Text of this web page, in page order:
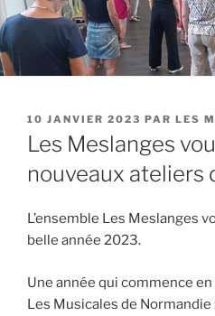
PUBLIÉ
LE
10 JANVIER 2023 PAR LES
Les Meslanges
nouveaux ateliers
L’ensemble Les Meslanges
belle année 2023.
Une année qui commence
Les Musicales de